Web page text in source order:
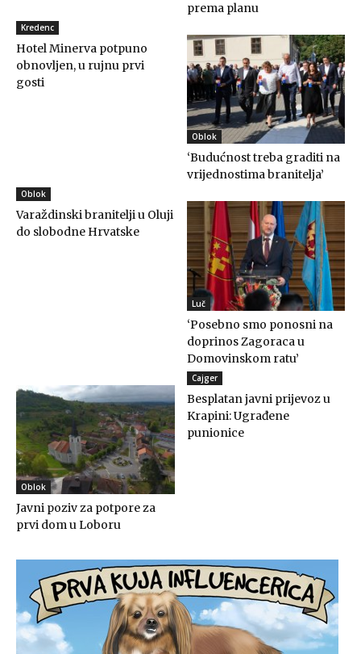
prema planu
Kredenc
Hotel Minerva potpuno
obnovljen, u rujnu prvi
gosti
Oblok
‘Budućnost treba graditi na
vrijednostima branitelja’
Oblok
Varaždinski branitelji u Oluji
do slobodne Hrvatske
Luč
‘Posebno smo ponosni na
doprinos Zagoraca u
Domovinskom ratu’
Oblok
Javni poziv za potpore za
prvi dom u Loboru
Cajger
Besplatan javni prijevoz u
Krapini: Ugrađene
punionice